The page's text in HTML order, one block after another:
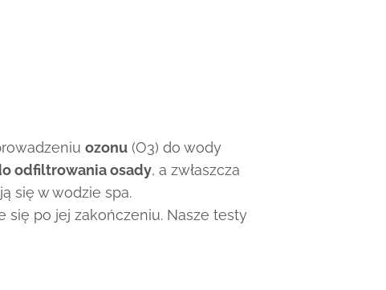
ozonu (O3) do wody
odfiltrowania osady, a zwłaszcza
się w wodzie spa.
się po jej zakończeniu. Nasze testy